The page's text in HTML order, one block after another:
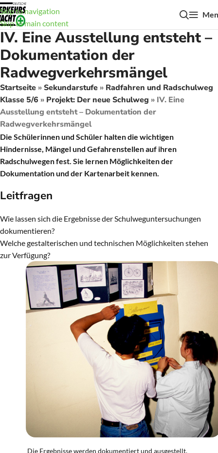
Skip to navigation
Skip to main content
IV. Eine Ausstellung entsteht –
Dokumentation der
Radwegverkehrsmängel
Startseite»Sekundarstufe» Radfahren und Radschulweg
Klasse 5/6 » Projekt: Der neue Schulweg » IV. Eine
Ausstellung entsteht – Dokumentation der
Radwegverkehrsmängel
Die Schülerinnen und Schüler halten die wichtigen
Hindernisse, Mängel und Gefahrenstellen auf ihren
Radschulwegen fest. Sie lernen Möglichkeiten der
Dokumentation und der Kartenarbeit kennen.
Leitfragen
Wie lassen sich die Ergebnisse der Schulweguntersuchungen
dokumentieren?
Welche gestalterischen und technischen Möglichkeiten stehen
zur Verfügung?
Die Ergebnisse werden dokumentiert und ausgestellt.